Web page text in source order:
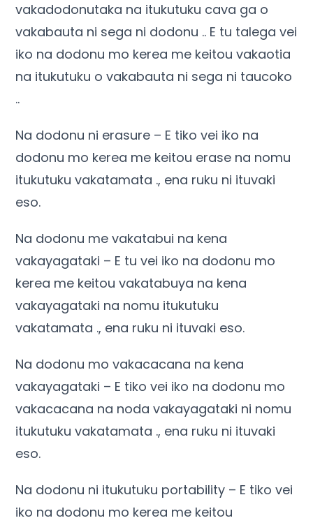
vakadodonutaka na itukutuku cava ga o
vakabauta ni sega ni dodonu .. E tu talega vei
iko na dodonu mo kerea me keitou vakaotia
na itukutuku o vakabauta ni sega ni taucoko
..
Na dodonu ni erasure – E tiko vei iko na
dodonu mo kerea me keitou erase na nomu
itukutuku vakatamata ., ena ruku ni ituvaki
eso.
Na dodonu me vakatabui na kena
vakayagataki – E tu vei iko na dodonu mo
kerea me keitou vakatabuya na kena
vakayagataki na nomu itukutuku
vakatamata ., ena ruku ni ituvaki eso.
Na dodonu mo vakacacana na kena
vakayagataki – E tiko vei iko na dodonu mo
vakacacana na noda vakayagataki ni nomu
itukutuku vakatamata ., ena ruku ni ituvaki
eso.
Na dodonu ni itukutuku portability – E tiko vei
iko na dodonu mo kerea me keitou